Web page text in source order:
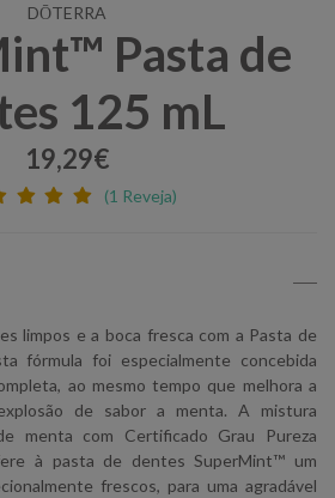
DŌTERRA
Pasta de
125 mL
19,29€
(1 Reveja)
limpos e a boca fresca com a Pasta de
fórmula foi especialmente concebida
ao mesmo tempo que melhora a
de sabor a menta. A mistura
menta com Certificado Grau Pureza
à pasta de dentes SuperMint™ um
frescos, para uma agradável